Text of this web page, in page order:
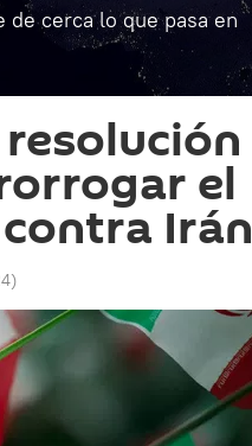
cerca lo que pasa en
resolución
el
Irán
)